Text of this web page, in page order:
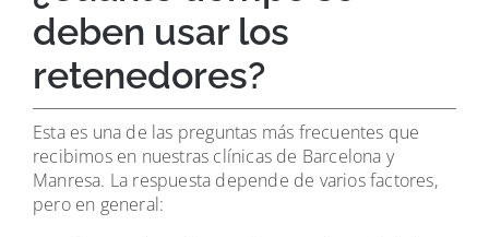
deben usar los
retenedores?
Esta es una de las preguntas más frecuentes que
recibimos en nuestras clínicas de Barcelona y
Manresa. La respuesta depende de varios factores,
pero en general: